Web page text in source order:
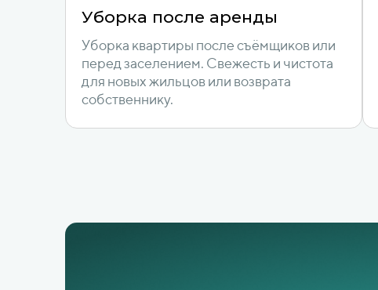
Уборка после аренды
Уборка квартиры после съёмщиков или
перед заселением. Свежесть и чистота
для новых жильцов или возврата
собственнику.